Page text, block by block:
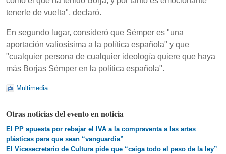
tenerle de vuelta", declaró.
En segundo lugar, consideró que Sémper es "una
aportación valiosísima a la política española" y que
"cualquier persona de cualquier ideología quiere que haya
más Borjas Sémper en la política española".
Multimedia
Otras noticias del evento en noticia
El PP apuesta por rebajar el IVA a la compraventa a las artes
plásticas para que sean “vanguardia”
El Vicesecretario de Cultura pide que “caiga todo el peso de la ley”